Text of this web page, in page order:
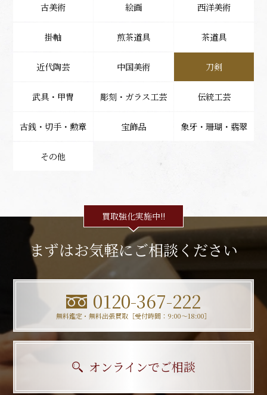
古美術 絵画 西洋美術
掛軸 煎茶道具 茶道具
近代陶芸 中国美術 刀剣
武具・甲冑 彫刻・ガラス工芸 伝統工芸
古銭・切手・勲章 宝飾品 象牙・珊瑚・翡翠
その他
買取強化実施中!!
まずはお気軽にご相談ください
0120-367-222
無料鑑定・無料出張買取［受付時間：9:00〜18:00］
オンラインでご相談